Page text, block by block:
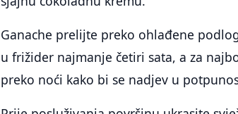
Ganache prelijte preko ohlađene
u frižider najmanje četiri sata, a za
preko noći kako bi se nadjev u